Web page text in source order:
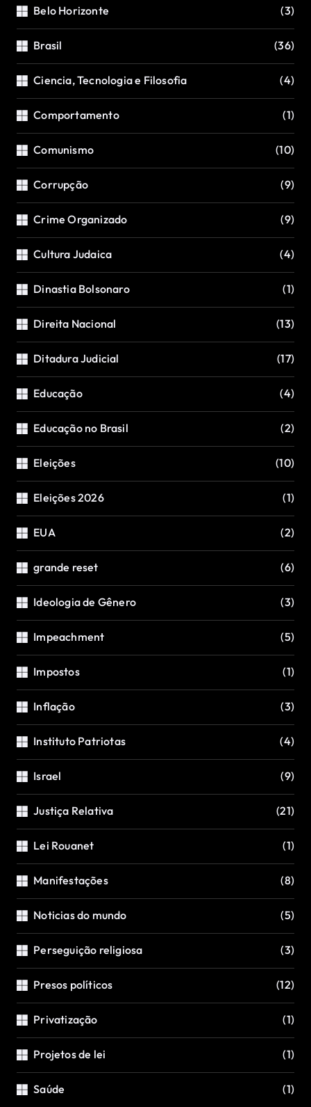
Belo Horizonte (3)
Brasil (36)
Ciencia, Tecnologia e Filosofia (4)
Comportamento (1)
Comunismo (10)
Corrupção (9)
Crime Organizado (9)
Cultura Judaica (4)
Dinastia Bolsonaro (1)
Direita Nacional (13)
Ditadura Judicial (17)
Educação (4)
Educação no Brasil (2)
Eleições (10)
Eleições 2026 (1)
EUA (2)
grande reset (6)
Ideologia de Gênero (3)
Impeachment (5)
Impostos (1)
Inflação (3)
Instituto Patriotas (4)
Israel (9)
Justiça Relativa (21)
Lei Rouanet (1)
Manifestações (8)
Noticias do mundo (5)
Perseguição religiosa (3)
Presos políticos (12)
Privatização (1)
Projetos de lei (1)
Saúde (1)